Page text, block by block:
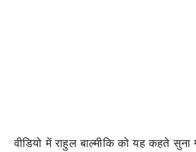
वीडियो में राहुल बाल्मीकि को यह कहते सुना